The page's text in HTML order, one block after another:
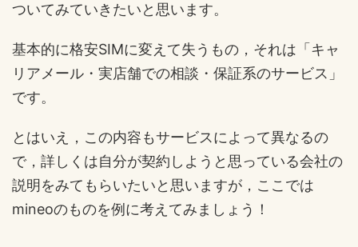
ついてみていきたいと思います。
基本的に格安SIMに変えて失うもの，それは「キャ
リアメール・実店舗での相談・保証系のサービス」
です。
とはいえ，この内容もサービスによって異なるの
で，詳しくは自分が契約しようと思っている会社の
説明をみてもらいたいと思いますが，ここでは
mineoのものを例に考えてみましょう！